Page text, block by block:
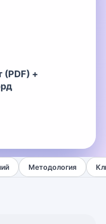
(PDF) +
Методология